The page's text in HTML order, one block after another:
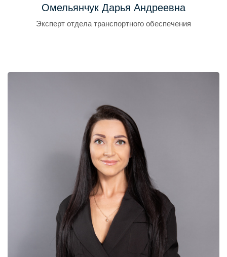
Омельянчук Дарья Андреевна
Эксперт отдела транспортного обеспечения